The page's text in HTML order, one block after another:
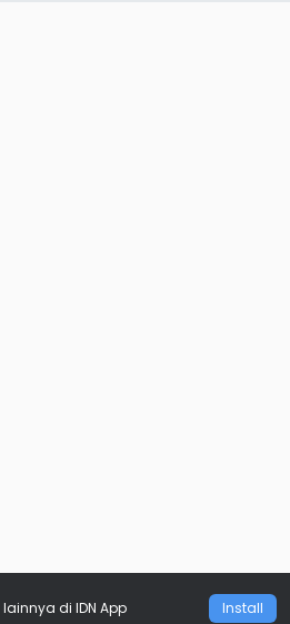
lainnya di IDN App Install